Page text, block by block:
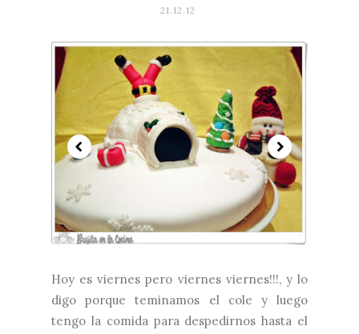
21.12.12
Hoy es viernes pero viernes viernes!!!, y lo
digo porque teminamos el cole y luego
tengo la comida para despedirnos hasta el